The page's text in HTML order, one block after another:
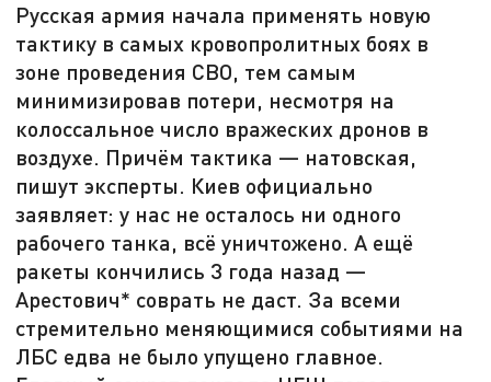
Русская армия начала применять новую
тактику в самых кровопролитных боях в
зоне проведения СВО, тем самым
минимизировав потери, несмотря на
колоссальное число вражеских дронов в
воздухе. Причём тактика — натовская,
пишут эксперты. Киев официально
заявляет: у нас не осталось ни одного
рабочего танка, всё уничтожено. А ещё
ракеты кончились 3 года назад —
Арестович* соврать не даст. За всеми
стремительно меняющимися событиями на
ЛБС едва не было упущено главное.